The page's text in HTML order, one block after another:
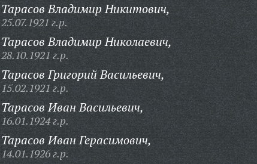
Тарасов Владимир Никитович,
25.07.1921 г.р.
Тарасов Владимир Николаевич,
28.10.1921 г.р.
Тарасов Григорий Васильевич,
15.02.1921 г.р.
Тарасов Иван Васильевич,
16.01.1924 г.р.
Тарасов Иван Герасимович,
14.01.1926 г.р.